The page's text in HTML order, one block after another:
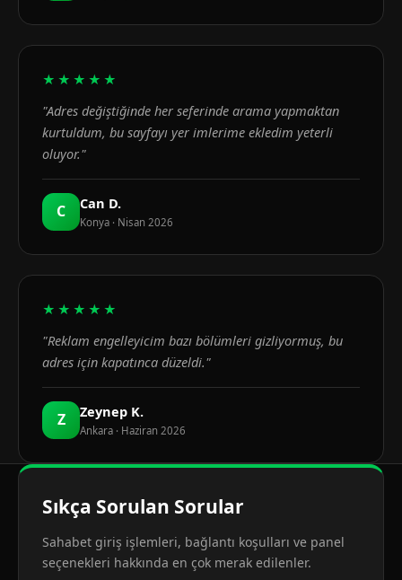
★★★★★
"Adres değiştiğinde her seferinde arama yapmaktan
kurtuldum, bu sayfayı yer imlerime ekledim yeterli
oluyor."
C Can D.
Konya · Nisan 2026
★★★★★
"Reklam engelleyicim bazı bölümleri gizliyormuş, bu
adres için kapatınca düzeldi."
Z Zeynep K.
Ankara · Haziran 2026
Sıkça Sorulan Sorular
Sahabet giriş işlemleri, bağlantı koşulları ve panel
seçenekleri hakkında en çok merak edilenler.